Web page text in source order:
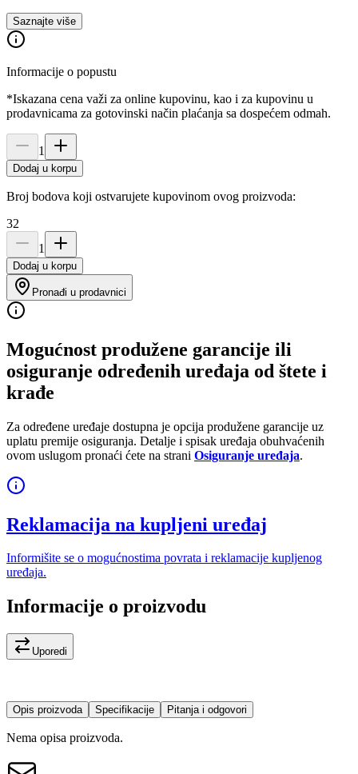
Saznajte više
Informacije o popustu
*Iskazana cena važi za online kupovinu, kao i za kupovinu u
prodavnicama za gotovinski način plaćanja sa dospećem odmah.
1
Dodaj u korpu
Broj bodova koji ostvarujete kupovinom ovog proizvoda:
32
1
Dodaj u korpu
Pronađi u prodavnici
Mogućnost produžene garancije ili
osiguranje određenih uređaja od štete i
krađe
Za određene uređaje dostupna je opcija produžene garancije uz
uplatu premije osiguranja. Detalje i spisak uređaja obuhvaćenih
ovom uslugom pronaći ćete na strani Osiguranje uređaja.
Reklamacija na kupljeni uređaj
Informišite se o mogućnostima povrata i reklamacije kupljenog
uređaja.
Informacije o proizvodu
Uporedi
Opis proizvoda Specifikacije Pitanja i odgovori
Nema opisa proizvoda.